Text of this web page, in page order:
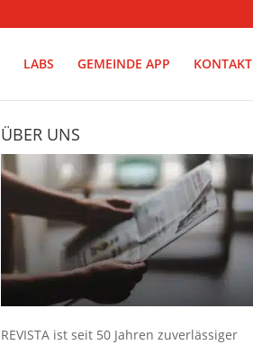
LABS GEMEINDE APP KONTAKT
ÜBER UNS
REVISTA ist seit 50 Jahren zuverlässiger